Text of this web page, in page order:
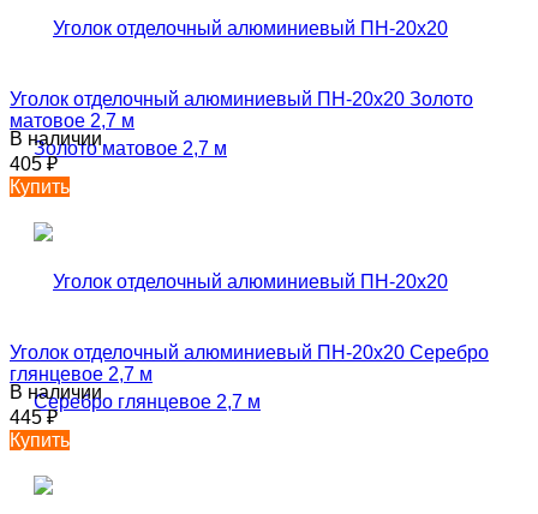
Уголок отделочный алюминиевый ПН-20х20 Золото
матовое 2,7 м
В наличии
405₽
Купить
Уголок отделочный алюминиевый ПН-20х20 Серебро
глянцевое 2,7 м
В наличии
445₽
Купить